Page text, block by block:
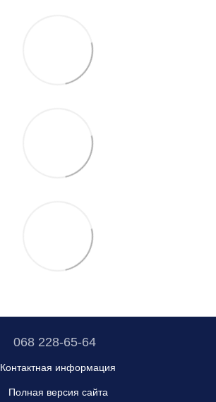
068 228-65-64
Контактная информация
Полная версия сайта